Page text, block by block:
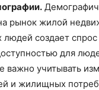
рынок жилой
создает
для
важно учитывать
и жилищных